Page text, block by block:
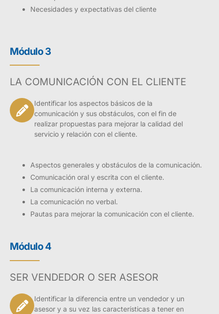
Necesidades y expectativas del cliente
Módulo 3
LA COMUNICACIÓN CON EL CLIENTE
Identificar los aspectos básicos de la
comunicación y sus obstáculos, con el fin de
realizar propuestas para mejorar la calidad del
servicio y relación con el cliente.
Aspectos generales y obstáculos de la comunicación.
Comunicación oral y escrita con el cliente.
La comunicación interna y externa.
La comunicación no verbal.
Pautas para mejorar la comunicación con el cliente.
Módulo 4
SER VENDEDOR O SER ASESOR
Identificar la diferencia entre un vendedor y un
asesor y a su vez las características a tener en